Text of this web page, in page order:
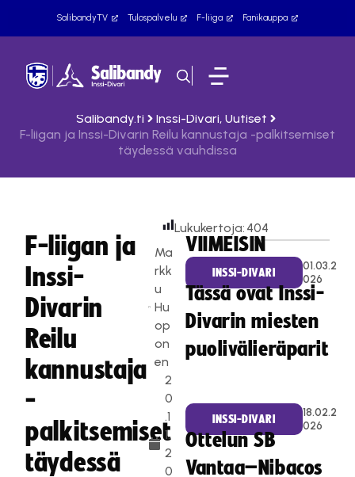
SalibandyTV Tulospalvelu F-liiga Fanikauppa
Salibandy.fi Inssi-Divari, Uutiset
F-liigan ja Inssi-Divarin Reilu kannustaja -palkitsemiset
täydessä vauhdissa
F-liigan ja
Inssi-
Divarin
Reilu
kannustaja
-
palkitsemiset
täydessä
Ma
rkk
u
Hu
op
on
en
2
0
.1
1.
2
0
Lukukertoja: 404
VIIMEISIN
INSSI-DIVARI
01.03.2
026
Tässä ovat Inssi-
Divarin miesten
puolivälieräparit
INSSI-DIVARI
18.02.2
026
Ottelun SB
Vantaa–Nibacos